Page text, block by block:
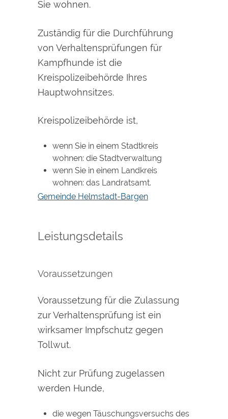
Sie wohnen.
Zuständig für die Durchführung
von Verhaltensprüfungen für
Kampfhunde ist die
Kreispolizeibehörde Ihres
Hauptwohnsitzes.
Kreispolizeibehörde ist,
wenn Sie in einem Stadtkreis
wohnen: die Stadtverwaltung
wenn Sie in einem Landkreis
wohnen: das Landratsamt.
Gemeinde Helmstadt-Bargen
Leistungsdetails
Voraussetzungen
Voraussetzung für die Zulassung
zur Verhaltensprüfung ist ein
wirksamer Impfschutz gegen
Tollwut.
Nicht zur Prüfung zugelassen
werden Hunde,
die wegen Täuschungsversuchs des